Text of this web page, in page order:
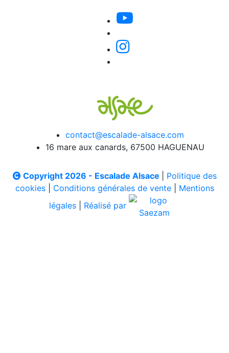
contact@escalade-alsace.com
16 mare aux canards, 67500 HAGUENAU
Copyright 2026 - Escalade Alsace
Politique des
cookies| Conditions générales de vente| Mentions
légales
Réalisé par